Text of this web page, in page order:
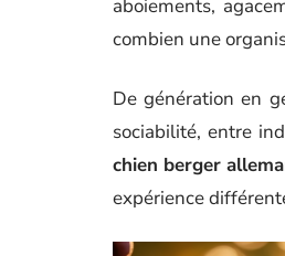
aboiements,
combien une
De génération en
sociabilité, entre
chien berger
expérience